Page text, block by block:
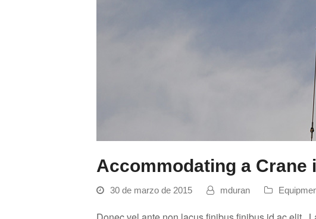
Accommodating a Crane
30 de marzo de 2015 mduran